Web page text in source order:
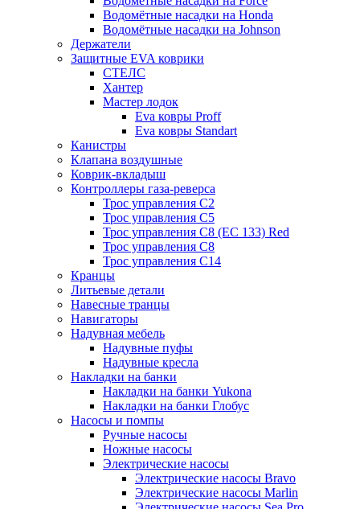
Водомётные насадки на Honda
Водомётные насадки на Johnson
Держатели
Защитные EVA коврики
СТЕЛС
Хантер
Мастер лодок
Eva ковры Proff
Eva ковры Standart
Канистры
Клапана воздушные
Коврик-вкладыш
Контроллеры газа-реверса
Трос управления C2
Трос управления C5
Трос управления C8 (ЕС 133) Red
Трос управления C8
Трос управления C14
Кранцы
Литьевые детали
Навесные транцы
Навигаторы
Надувная мебель
Надувные пуфы
Надувные кресла
Накладки на банки
Накладки на банки Yukona
Накладки на банки Глобус
Насосы и помпы
Ручные насосы
Ножные насосы
Электрические насосы
Электрические насосы Bravo
Электрические насосы Marlin